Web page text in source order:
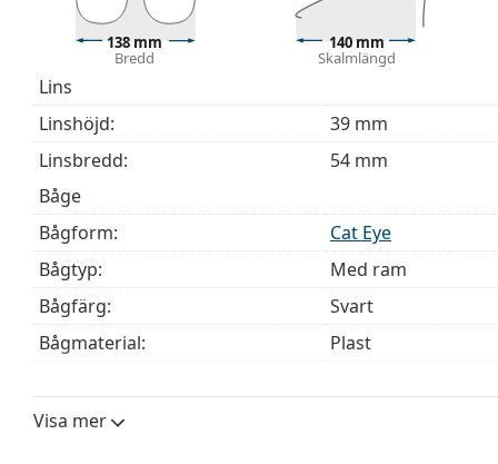
Upptäck helaglasögon sortimentet för att hitta fler
behöver hjälp med att välja ditt par.
Detta är en medicinteknisk produkt. Läs
138 mm
Bredd
140 mm
Skalmlängd
Lins
Linshöjd:
39 mm
Linsbredd:
54 mm
Båge
Bågform:
Cat Eye
Bågtyp:
Med ram
Bågfärg:
Svart
Bågmaterial:
Plast
Bredd:
Visa mer